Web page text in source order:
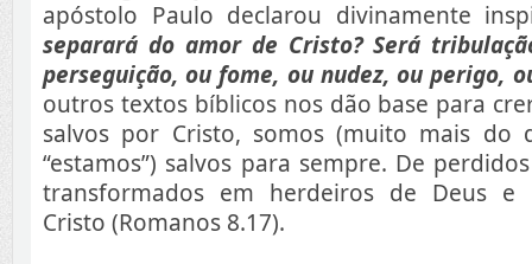
apóstolo Paulo declarou divinamente
separará do amor de Cristo? Será
perseguição, ou fome, ou nudez, ou perigo,
outros textos bíblicos nos dão base para
salvos por Cristo, somos (muito mais do
“estamos”) salvos para sempre. De
transformados em herdeiros de Deus e
Cristo (Romanos 8.17).